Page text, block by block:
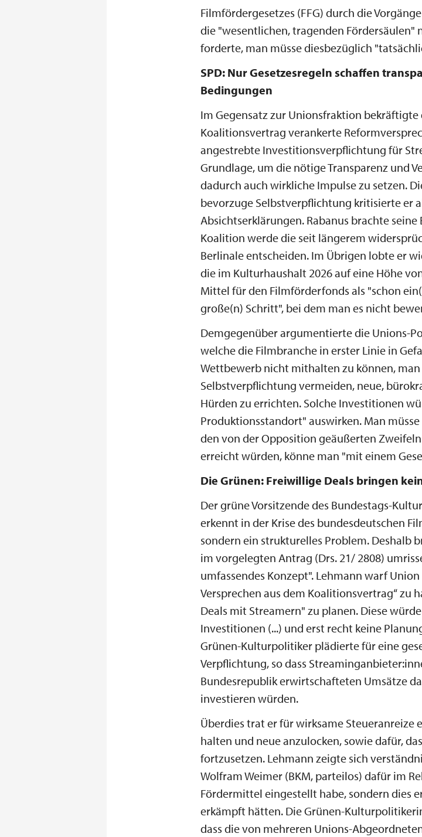
Filmfördergesetzes (FFG) durch die
die "wesentlichen, tragenden Fördersäulen"
forderte, man müsse diesbezüglich
SPD: Nur Gesetzesregeln schaffen
Bedingungen
Im Gegensatz zur Unionsfraktion bekräftigte
Koalitionsvertrag verankerte
angestrebte Investitionsverpflichtung für
Grundlage, um die nötige Transparenz und
dadurch auch wirkliche Impulse zu setzen.
bevorzuge Selbstverpflichtung kritisierte er
Absichtserklärungen. Rabanus brachte
Koalition werde die seit längerem
Berlinale entscheiden. Im Übrigen lobte er
die im Kulturhaushalt 2026 auf eine Höhe
Mittel für den Filmförderfonds als "schon
große(n) Schritt", bei dem man es nicht
Demgegenüber argumentierte die Unions-
welche die Filmbranche in erster Linie in
Wettbewerb nicht mithalten zu können,
Selbstverpflichtung vermeiden, neue,
Hürden zu errichten. Solche Investitionen
Produktionsstandort" auswirken. Man
den von der Opposition geäußerten
erreicht würden, könne man "mit einem
Die Grünen: Freiwillige Deals bringen
Der grüne Vorsitzende des Bundestags-
erkennt in der Krise des bundesdeutschen
sondern ein strukturelles Problem. Deshalb
im vorgelegten Antrag (Drs. 21/ 2808)
umfassendes Konzept". Lehmann warf
Versprechen aus dem Koalitionsvertrag“ zu
Deals mit Streamern" zu planen. Diese
Investitionen (...) und erst recht keine
Grünen-Kulturpolitiker plädierte für eine
Verpflichtung, so dass
Bundesrepublik erwirtschafteten Umsätze
investieren würden.
Überdies trat er für wirksame Steueranreize
halten und neue anzulocken, sowie dafür,
fortzusetzen. Lehmann zeigte sich
Wolfram Weimer (BKM, parteilos) dafür im
Fördermittel eingestellt habe, sondern dies
erkämpft hätten. Die Grünen-
dass die von mehreren Unions-